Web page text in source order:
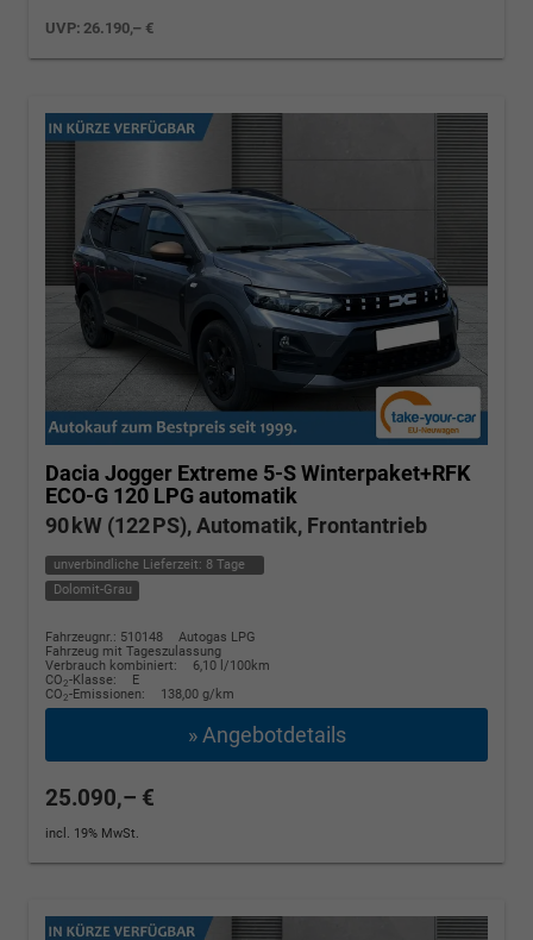
UVP:26.190,– €
Dacia Jogger Extreme 5-S Winterpaket+RFK
ECO-G 120 LPG automatik
90 kW (122 PS), Automatik, Frontantrieb
unverbindliche Lieferzeit: 8 Tage
Dolomit-Grau
Fahrzeugnr.: 510148
Autogas LPG
Fahrzeug mit Tageszulassung
Verbrauch kombiniert:
6,10 l/100km
CO2-Klasse:
E
CO2-Emissionen: 138,00 g/km
» Angebotdetails
25.090,– €
incl. 19% MwSt.